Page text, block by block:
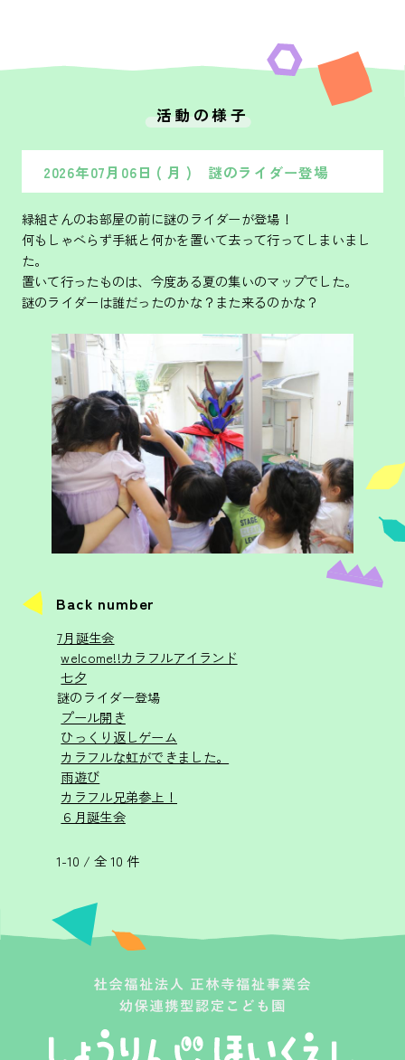
活動の様子
2026年07月06日 ( 月 ) 謎のライダー登場
緑組さんのお部屋の前に謎のライダーが登場！
何もしゃべらず手紙と何かを置いて去って行ってしまいまし
た。
置いて行ったものは、今度ある夏の集いのマップでした。
謎のライダーは誰だったのかな？また来るのかな？
Back number
7月誕生会
welcome!!カラフルアイランド
七夕
謎のライダー登場
プール開き
ひっくり返しゲーム
カラフルな虹ができました。
雨遊び
カラフル兄弟参上！
６月誕生会
1-10 / 全 10 件